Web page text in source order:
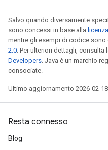
Salvo quando diversamente
sono concessi in base alla
mentre gli esempi di codice sono
2.0. Per ulteriori dettagli, consulta
Developers. Java è un marchio
consociate.
Ultimo aggiornamento 2026-02-18
Resta connesso
Blog